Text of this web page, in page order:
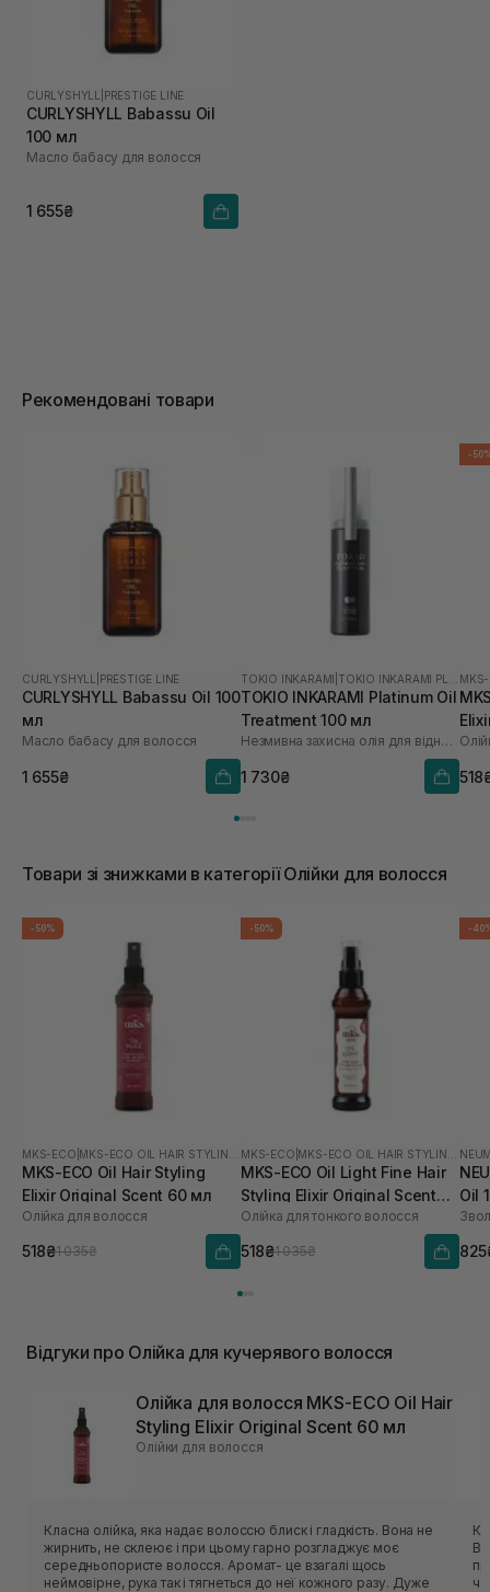
CURLYSHYLL PRESTIGE LINE
CURLYSHYLL Babassu Oil
100 мл
Масло бабасу для волосся
1 655₴
Рекомендовані товари
CURLYSHYLL PRESTIGE LINE
CURLYSHYLL Babassu Oil 100
мл
Масло бабасу для волосся
1 655₴
TOKIO INKARAMI
TOKIO INKARAMI Platinum Oil
Treatment 100 мл
Незмивна захисна олія для відновлення всіх типів волосся
1 730₴
-
Товари зі знижками в категорії Олійки для волосся
-50%
MKS-ECO
MKS-ECO Oil Hair Styling
Elixir Original Scent 60 мл
Олійка для волосся
518₴1 035₴
-50%
MKS-ECO
MKS-ECO Oil Light Fine Hair
Styling Elixir Original Scent
60 мл
Олійка для тонкого волосся
518₴1 035₴
-
Oil
Відгуки про Олійка для кучерявого волосся
Олійка для волосся MKS-ECO Oil Hair
Styling Elixir Original Scent 60 мл
Олійки для волосся
Класна олійка, яка надає волоссю блиск і гладкість. Вона не
жирнить, не склеює і при цьому гарно розгладжує моє
середньопористе волосся. Аромат- це взагалі щось
неймовірне, рука так і тягнеться до неї кожного разу. Дуже